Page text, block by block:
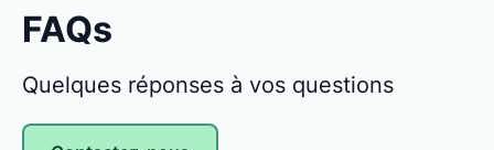
FAQs
Quelques réponses à vos questions